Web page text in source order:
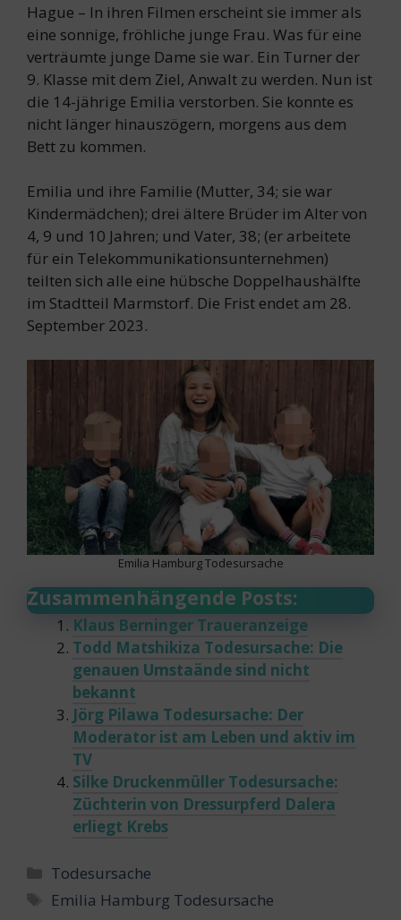
Hague – In ihren Filmen erscheint sie immer als
eine sonnige, fröhliche junge Frau. Was für eine
verträumte junge Dame sie war. Ein Turner der
9. Klasse mit dem Ziel, Anwalt zu werden. Nun ist
die 14-jährige Emilia verstorben. Sie konnte es
nicht länger hinauszögern, morgens aus dem
Bett zu kommen.
Emilia und ihre Familie (Mutter, 34; sie war
Kindermädchen); drei ältere Brüder im Alter von
4, 9 und 10 Jahren; und Vater, 38; (er arbeitete
für ein Telekommunikationsunternehmen)
teilten sich alle eine hübsche Doppelhaushälfte
im Stadtteil Marmstorf. Die Frist endet am 28.
September 2023.
Emilia Hamburg Todesursache
Zusammenhängende Posts:
Klaus Berninger Traueranzeige
Todd Matshikiza Todesursache: Die
genauen Umstaände sind nicht
bekannt
Jörg Pilawa Todesursache: Der
Moderator ist am Leben und aktiv im
TV
Silke Druckenmüller Todesursache:
Züchterin von Dressurpferd Dalera
erliegt Krebs
Categories
Todesursache
Tags
Emilia Hamburg Todesursache